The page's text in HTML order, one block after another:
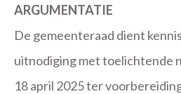
ARGUMENTATIE
De gemeenteraad dient
uitnodiging met toelichtende
18 april 2025 ter